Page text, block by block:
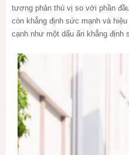
tương phản thú vị so với phần
còn khẳng định sức mạnh và
cạnh như một dấu ấn khẳng định